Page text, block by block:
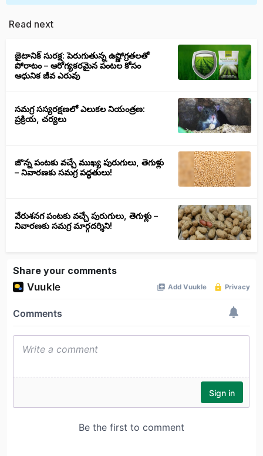
Read next
జైటానిక్ సురక్ష: పెరుగుతున్న ఉష్ణోగ్రతలతో
పోరాటం – ఆరోగ్యకరమైన పంటల కోసం
ఆధునిక జీవ ఎరువు
సమగ్ర సస్యరక్షణలో ఎలుకల నియంత్రణ:
ప్రక్రియ, చర్యలు
జొన్న పంటకు వచ్చే ముఖ్య పురుగులు, తెగుళ్లు
– నివారణకు సమగ్ర పద్ధతులు!
వేరుశనగ పంటకు వచ్చే పురుగులు, తెగుళ్లు –
నివారణకు సమగ్ర మార్గదర్శిని!
Share your comments